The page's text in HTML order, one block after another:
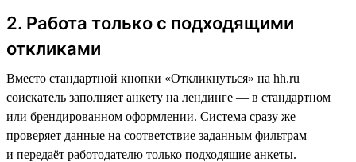
2. Работа только с подходящими
откликами
Вместо стандартной кнопки «Откликнуться» на hh.ru
соискатель заполняет анкету на лендинге — в стандартном
или брендированном оформлении. Система сразу же
проверяет данные на соответствие заданным фильтрам
и передаёт работодателю только подходящие анкеты.